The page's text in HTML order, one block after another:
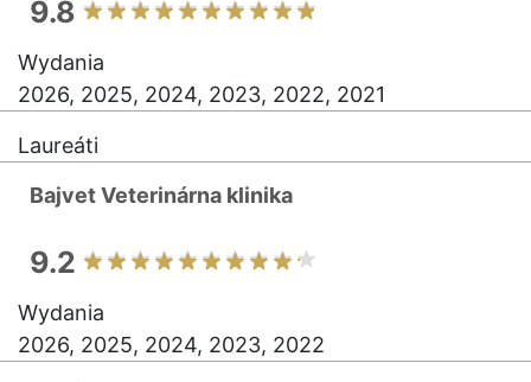
9.8
Wydania
2026, 2025, 2024, 2023, 2022, 2021
Laureáti
Bajvet Veterinárna klinika
9.2
Wydania
2026, 2025, 2024, 2023, 2022